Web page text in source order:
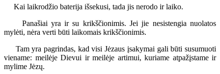
Kai laikrodžio baterija išsekusi, tada jis nerodo ir laiko.
Panašiai yra ir su krikščionimis. Jei jie nesistengia nuolatos
mylėti, nėra verti būti laikomais krikščionimis.
Tam yra pagrindas, kad visi Jėzaus įsakymai gali būti susumuoti
viename: meilėje Dievui ir meilėje artimui, kuriame atpažįstame ir
mylime Jėzų.